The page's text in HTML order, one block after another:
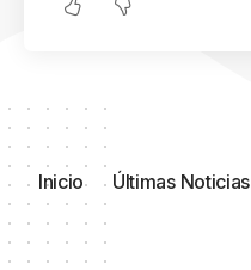
Inicio Últimas Noticias